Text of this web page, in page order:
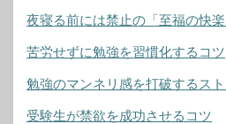
夜寝る前には禁止の「至福の快楽
苦労せずに勉強を習慣化するコツ
勉強のマンネリ感を打破するス
受験生が禁欲を成功させるコツ